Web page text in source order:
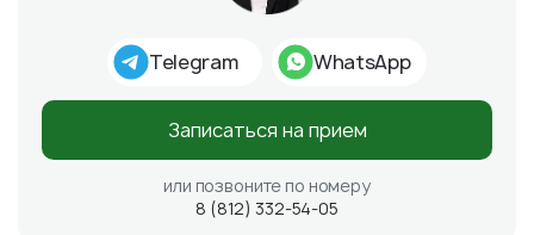
Telegram WhatsApp
Записаться на прием
или позвоните по номеру
8 (812) 332-54-05